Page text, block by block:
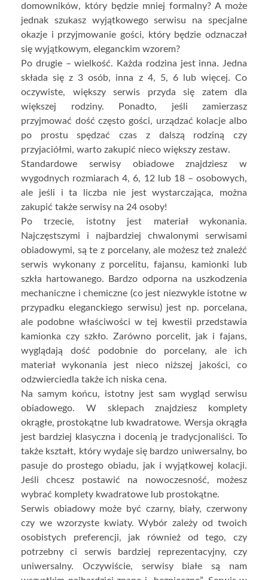
domowników, który będzie mniej formalny? A może
jednak szukasz wyjątkowego serwisu na specjalne
okazje i przyjmowanie gości, który będzie odznaczał
się wyjątkowym, eleganckim wzorem?
Po drugie – wielkość. Każda rodzina jest inna. Jedna
składa się z 3 osób, inna z 4, 5, 6 lub więcej. Co
oczywiste, większy serwis przyda się zatem dla
większej rodziny. Ponadto, jeśli zamierzasz
przyjmować dość często gości, urządzać kolacje albo
po prostu spędzać czas z dalszą rodziną czy
przyjaciółmi, warto zakupić nieco większy zestaw.
Standardowe serwisy obiadowe znajdziesz w
wygodnych rozmiarach 4, 6, 12 lub 18 – osobowych,
ale jeśli i ta liczba nie jest wystarczająca, można
zakupić także serwisy na 24 osoby!
Po trzecie, istotny jest materiał wykonania.
Najczęstszymi i najbardziej chwalonymi serwisami
obiadowymi, są te z porcelany, ale możesz też znaleźć
serwis wykonany z porcelitu, fajansu, kamionki lub
szkła hartowanego. Bardzo odporna na uszkodzenia
mechaniczne i chemiczne (co jest niezwykle istotne w
przypadku eleganckiego serwisu) jest np. porcelana,
ale podobne właściwości w tej kwestii przedstawia
kamionka czy szkło. Zarówno porcelit, jak i fajans,
wyglądają dość podobnie do porcelany, ale ich
materiał wykonania jest nieco niższej jakości, co
odzwierciedla także ich niska cena.
Na samym końcu, istotny jest sam wygląd serwisu
obiadowego. W sklepach znajdziesz komplety
okrągłe, prostokątne lub kwadratowe. Wersja okrągła
jest bardziej klasyczna i docenią je tradycjonaliści. To
także kształt, który wydaje się bardzo uniwersalny, bo
pasuje do prostego obiadu, jak i wyjątkowej kolacji.
Jeśli chcesz postawić na nowoczesność, możesz
wybrać komplety kwadratowe lub prostokątne.
Serwis obiadowy może być czarny, biały, czerwony
czy we wzorzyste kwiaty. Wybór zależy od twoich
osobistych preferencji, jak również od tego, czy
potrzebny ci serwis bardziej reprezentacyjny, czy
uniwersalny. Oczywiście, serwisy białe są nam